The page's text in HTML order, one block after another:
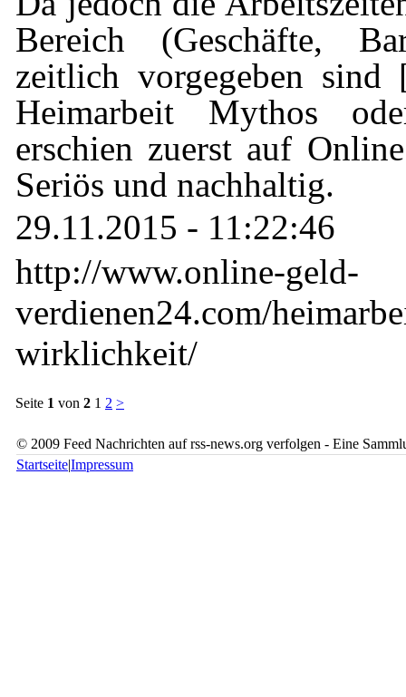
Bereich (Geschäfte,
zeitlich vorgegeben
Heimarbeit Mythos
erschien zuerst auf
Seriös und nachhaltig.
29.11.2015 - 11:22:46
http://www.online-geld-
verdienen24.com/
wirklichkeit/
Seite 1 von 2 1 2 >
© 2009 Feed Nachrichten auf rss-news.org verfolgen - Eine
Startseite|Impressum